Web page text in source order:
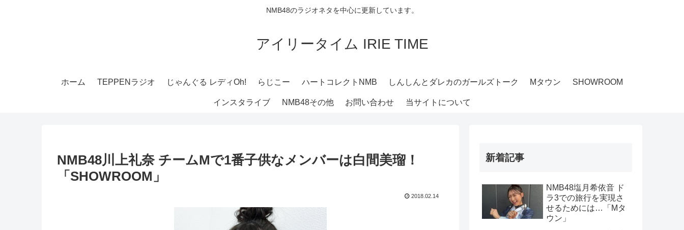
NMB48のラジオネタを中心に更新しています。
アイリータイム IRIE TIME
ホーム TEPPENラジオ じゃんぐる レディOh! らじこー ハートコレクトNMB しんしんとダレカのガールズトーク Mタウン SHOWROOM
インスタライブ NMB48その他 お問い合わせ 当サイトについて
NMB48川上礼奈 チームMで1番子供なメンバーは白間美瑠！
「SHOWROOM」
2018.02.14
新着記事
NMB48塩月希依音 ド
ラ3での旅行を実現さ
せるためには…「Mタ
ウン」